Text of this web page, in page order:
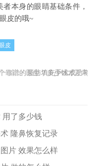
本身的眼睛基础条件，
皮的哦~
皮
靠谱的医生？多少钱才正常？
一篇： 脂肪填充手术成功与
用了多少钱
隆鼻恢复记录
片 效果怎么样